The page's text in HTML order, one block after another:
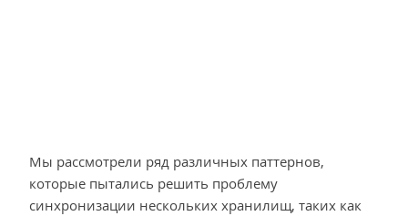
Мы рассмотрели ряд различных паттернов,
которые пытались решить проблему
синхронизации нескольких хранилищ, таких как